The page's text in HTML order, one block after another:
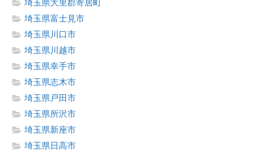
埼玉県大里郡寄居町
埼玉県富士見市
埼玉県川口市
埼玉県川越市
埼玉県幸手市
埼玉県志木市
埼玉県戸田市
埼玉県所沢市
埼玉県新座市
埼玉県日高市